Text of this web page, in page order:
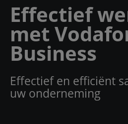
Effectief
met
Business
Effectief en efficiënt
uw onderneming